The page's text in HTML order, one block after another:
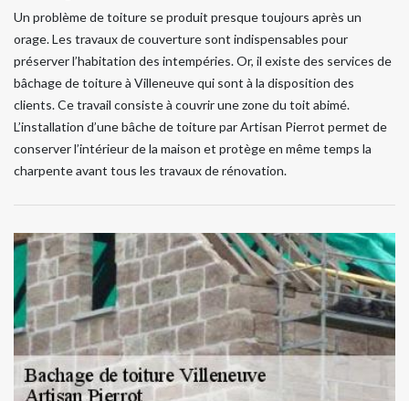
Un problème de toiture se produit presque toujours après un
orage. Les travaux de couverture sont indispensables pour
préserver l’habitation des intempéries. Or, il existe des services de
bâchage de toiture à Villeneuve qui sont à la disposition des
clients. Ce travail consiste à couvrir une zone du toit abimé.
L’installation d’une bâche de toiture par Artisan Pierrot permet de
conserver l’intérieur de la maison et protège en même temps la
charpente avant tous les travaux de rénovation.